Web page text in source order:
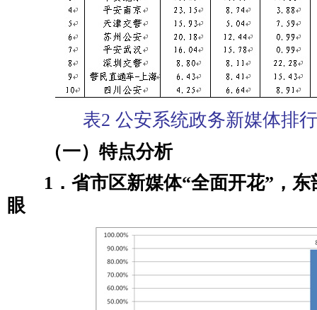
表2 公安系统政务新媒体排
（一）特点分析
1．省市区新媒体“全面开花”，
眼